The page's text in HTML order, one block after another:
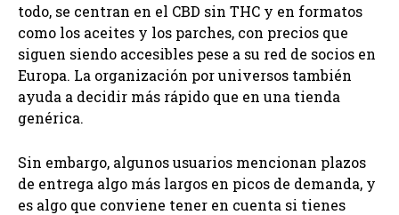
todo, se centran en el CBD sin THC y en formatos
como los aceites y los parches, con precios que
siguen siendo accesibles pese a su red de socios en
Europa. La organización por universos también
ayuda a decidir más rápido que en una tienda
genérica.
Sin embargo, algunos usuarios mencionan plazos
de entrega algo más largos en picos de demanda, y
es algo que conviene tener en cuenta si tienes